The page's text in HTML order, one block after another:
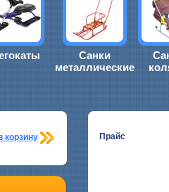
Санки
металлические
корзину Прайс